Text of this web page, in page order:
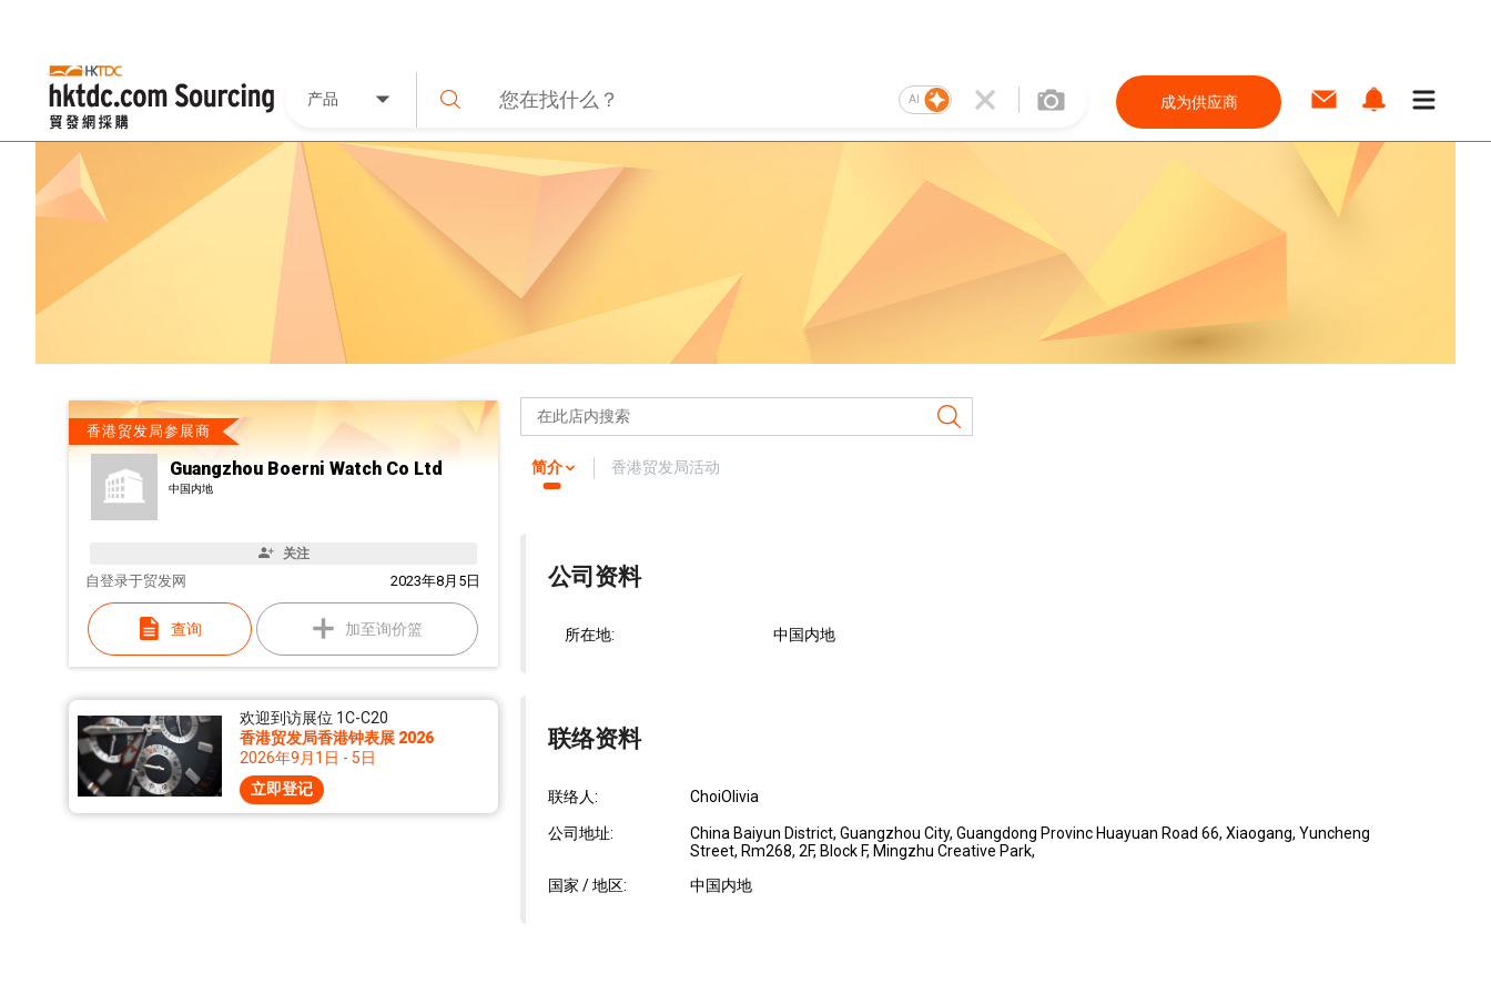
产品 AI 成为供应商
香港贸发局参展商
Guangzhou Boerni Watch Co Ltd
中国内地
关注
自 2023年8月5日
登录于贸发网
查询 加至询价篮
欢迎到访展位 1C-C20
香港贸发局香港钟表展 2026
2026年9月1日 - 5日
立即登记
简介 香港贸发局活动
公司资料
所在地: 中国内地
联络资料
联络人: ChoiOlivia
公司地址:
China Baiyun District, Guangzhou City, Guangdong Provinc Huayuan Road 66, Xiaogang, Yuncheng
Street, Rm268, 2F, Block F, Mingzhu Creative Park,
国家 / 地区:
中国内地